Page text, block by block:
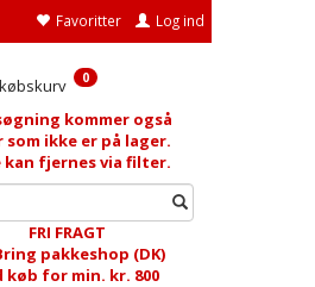
Favoritter Log ind
0
kommer også
som ikke er på lager.
kan fjernes via filter.
FRI FRAGT
pakkeshop (DK)
køb for min. kr. 800